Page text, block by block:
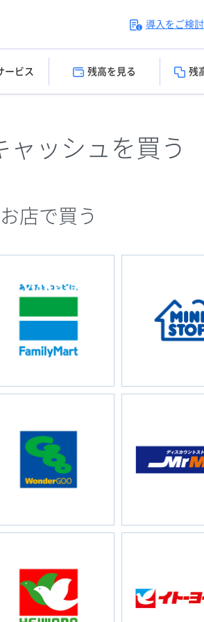
導入をご検
ービス 残高を見る 残
ャッシュを買う
お店で買う